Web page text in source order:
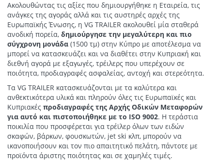
Ακολουθώντας τις αξίες που δημιουργήθηκε η Εταιρεία, τις
ανάγκες της αγοράς αλλά και τις αυστηρές αρχές της
Ευρωπαϊκής Ένωσης, η VG TRAILER ακολουθεί μία σταθερά
ανοδική πορεία, δημιούργησε την μεγαλύτερη και πιο
σύγχρονη μονάδα (1500 τμ) στην Κύπρο με αποτέλεσμα να
μπορεί να κατασκευάζει και να διαθέτει στην Κυπριακή και
διεθνή αγορά με εξαγωγές, τρέιλερς που υπερέχουν σε
ποιότητα, προδιαγραφές ασφαλείας, αντοχή και στερεότητα.
Τα VG TRAILER κατασκευάζονται με τα καλύτερα και
ανθεκτικότερα υλικά και πληρούν όλες τις Ευρωπαϊκές και
Κυπριακές προδιαγραφές της Αρχής Οδικών Μεταφορών
για αυτό και πιστοποιήθηκε με το ISO 9002. Η τεράστια
ποικιλία που προσφέρεται για τρέϊλερ όλων των ειδών
σκαφών, βάρκων, φουσκωτών, jet ski κλπ, μπορούν να
ικανοποιήσουν και τον πιο απαιτητικό πελάτη, πάντοτε με
προϊόντα άριστης ποιότητας και σε χαμηλές τιμές.